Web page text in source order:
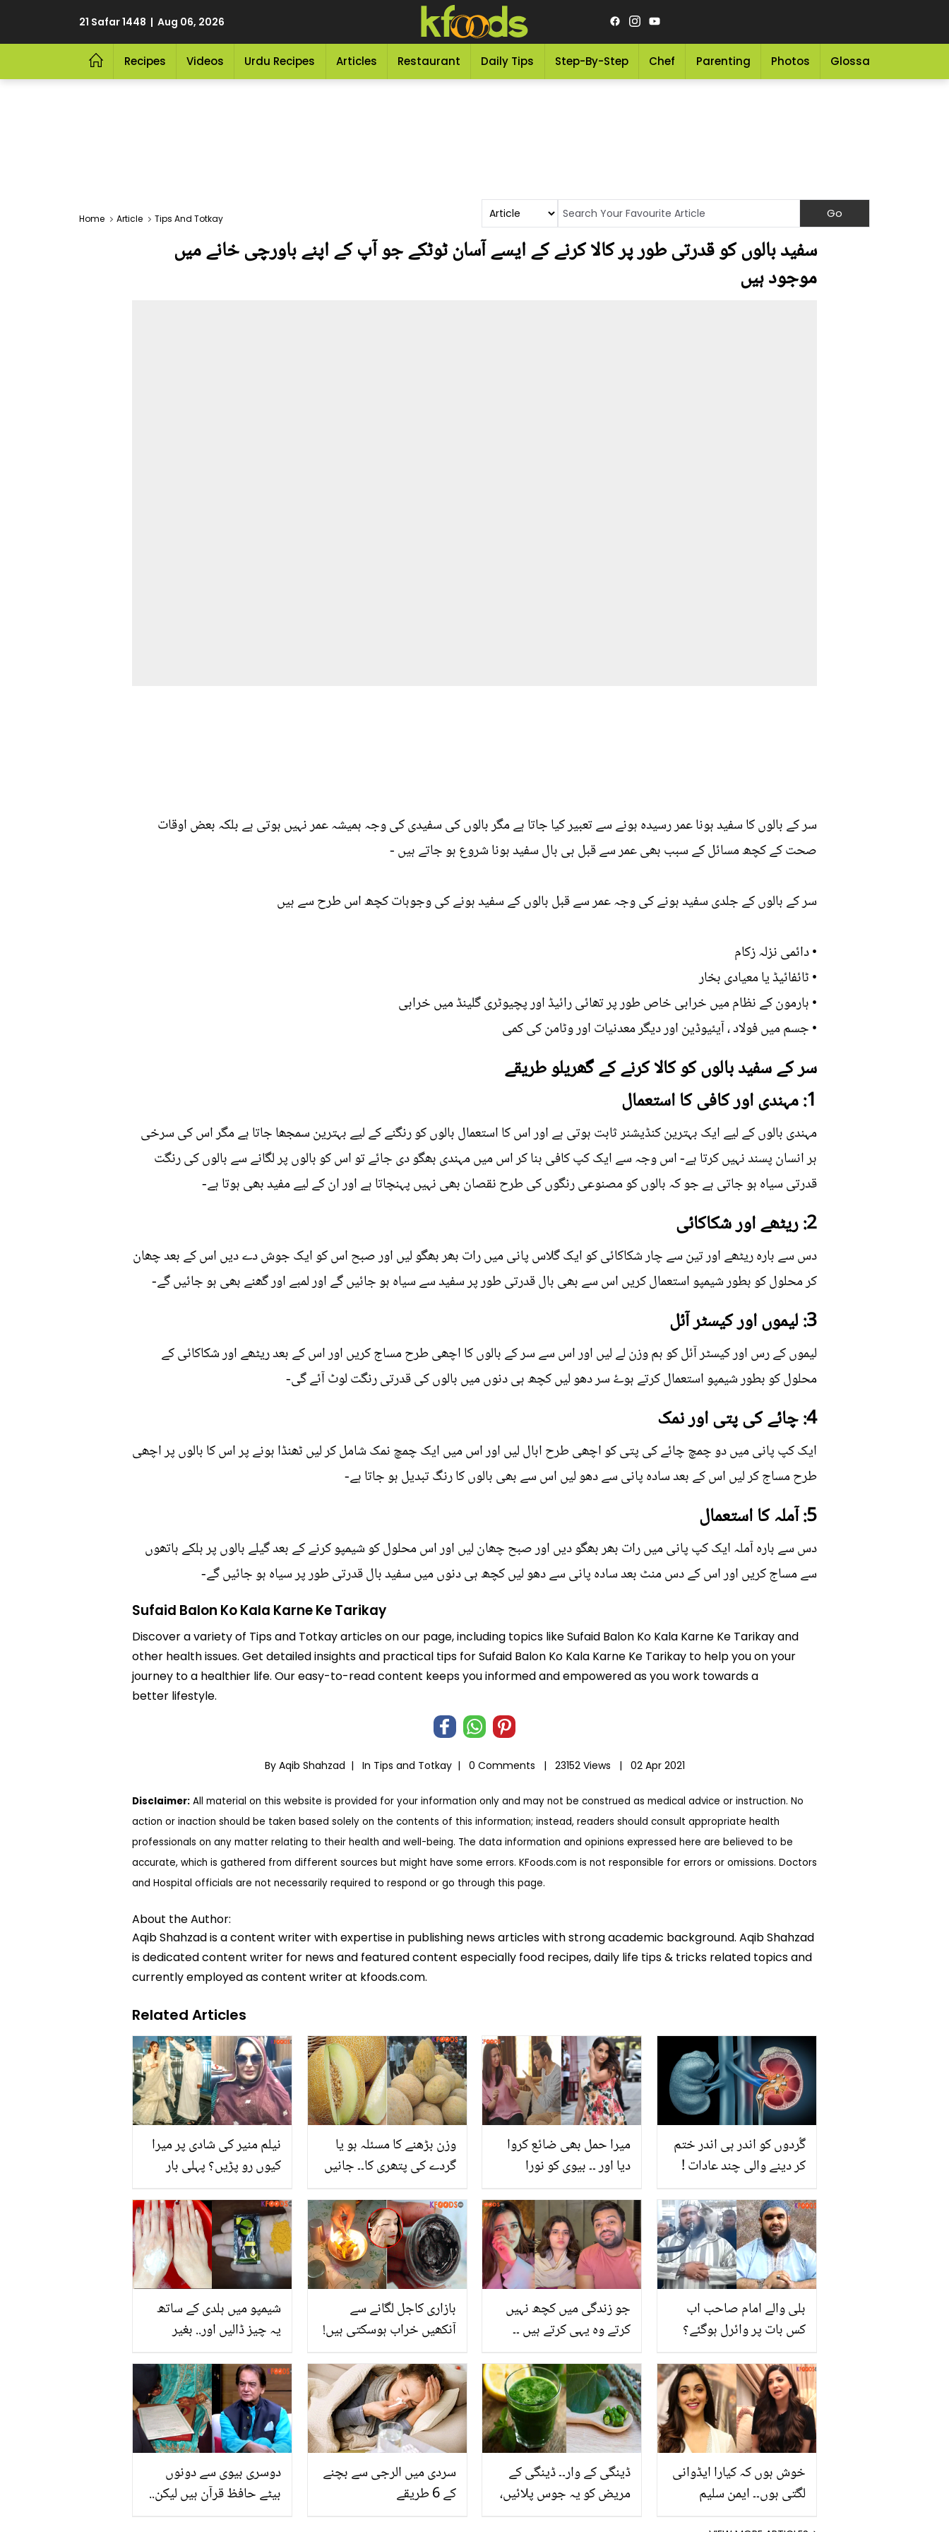
21 Safar 1448 | Aug 06, 2026
Recipes Videos Urdu Recipes Articles Restaurant Daily Tips Step-By-Step Chef Parenting Photos Glossary
Home Article Tips And Totkay
سفید بالوں کو قدرتی طور پر کالا کرنے کے ایسے آسان ٹوٹکے جو آپ کے اپنے باورچی خانے میں
موجود ہیں
سر کے بالوں کا سفید ہونا عمر رسیدہ ہونے سے تعبیر کیا جاتا ہے مگر بالوں کی سفیدی کی وجہ ہمیشہ عمر نہیں ہوتی ہے بلکہ بعض اوقات
صحت کے کچھ مسائل کے سبب بھی عمر سے قبل ہی بال سفید ہونا شروع ہو جاتے ہیں -
سر کے بالوں کے جلدی سفید ہونے کی وجہ عمر سے قبل بالوں کے سفید ہونے کی وجوہات کچھ اس طرح سے ہیں
• دائمی نزلہ زکام
• ٹائفائيڈ یا معیادی بخار
• ہارمون کے نظام میں خرابی خاص طور پر تھائی رائيڈ اور پچیوٹری گلینڈ میں خرابی
• جسم میں فولاد ، آيئيوڈين اور دیگر معدنیات اور وٹامن کی کمی
سر کے سفید بالوں کو کالا کرنے کے گھریلو طریقے
1: مہندی اور کافی کا استعمال
مہندی بالوں کے لیے ایک بہترین کنڈیشنر ثابت ہوتی ہے اور اس کا استعمال بالوں کو رنگنے کے لیے بہترین سمجھا جاتا ہے مگر اس کی سرخی
ہر انسان پسند نہیں کرتا ہے- اس وجہ سے ایک کپ کافی بنا کر اس میں مہندی بھگو دی جائے تو اس کو بالوں پر لگانے سے بالوں کی رنگت
قدرتی سیاہ ہو جاتی ہے جو کہ بالوں کو مصنوعی رنگوں کی طرح نقصان بھی نہیں پہنچاتا ہے اور ان کے لیے مفید بھی ہوتا ہے-
2: ریٹھے اور شکاکائی
دس سے بارہ ریٹھے اور تین سے چار شکاکائی کو ایک گلاس پانی میں رات بھر بھگو لیں اور صبح اس کو ایک جوش دے دیں اس کے بعد چھان
کر محلول کو بطور شیمپو استعمال کریں اس سے بھی بال قدرتی طور پر سفید سے سیاہ ہو جائيں گے اور لمبے اور گھنے بھی ہو جائيں گے-
3: لیموں اور کیسٹر آئل
لیموں کے رس اور کیسٹر آئل کو ہم وزن لے لیں اور اس سے سر کے بالوں کا اچھی طرح مساج کریں اور اس کے بعد ریٹھے اور شکاکائی کے
محلول کو بطور شیمپو استعمال کرتے ہوۓ سر دھو لیں کچھ ہی دنوں میں بالوں کی قدرتی رنگت لوٹ آئے گی-
4: چائے کی پتی اور نمک
ایک کپ پانی میں دو چمچ چائے کی پتی کو اچھی طرح ابال لیں اور اس میں ایک چمچ نمک شامل کر لیں ٹھنڈا ہونے پر اس کا بالوں پر اچھی
طرح مساج کر لیں اس کے بعد سادہ پانی سے دھو لیں اس سے بھی بالوں کا رنگ تبدیل ہو جاتا ہے-
5: آملہ کا استعمال
دس سے بارہ آملہ ایک کپ پانی میں رات بھر بھگو دیں اور صبح چھان لیں اور اس محلول کو شیمپو کرنے کے بعد گیلے بالوں پر ہلکے ہاتھوں
سے مساج کریں اور اس کے دس منٹ بعد سادہ پانی سے دھو لیں کچھ ہی دنوں میں سفید بال قدرتی طور پر سیاہ ہو جائيں گے-
Sufaid Balon Ko Kala Karne Ke Tarikay
Discover a variety of Tips and Totkay articles on our page, including topics like Sufaid Balon Ko Kala Karne Ke Tarikay and
other health issues. Get detailed insights and practical tips for Sufaid Balon Ko Kala Karne Ke Tarikay to help you on your
journey to a healthier life. Our easy-to-read content keeps you informed and empowered as you work towards a
better lifestyle.
By Aqib Shahzad | In Tips and Totkay| 0 Comments | 23152 Views | 02 Apr 2021
Disclaimer: All material on this website is provided for your information only and may not be construed as medical advice or instruction. No
action or inaction should be taken based solely on the contents of this information; instead, readers should consult appropriate health
professionals on any matter relating to their health and well-being. The data information and opinions expressed here are believed to be
accurate, which is gathered from different sources but might have some errors. KFoods.com is not responsible for errors or omissions. Doctors
and Hospital officials are not necessarily required to respond or go through this page.
About the Author:
Aqib Shahzad is a content writer with expertise in publishing news articles with strong academic background. Aqib Shahzad
is dedicated content writer for news and featured content especially food recipes, daily life tips & tricks related topics and
currently employed as content writer at kfoods.com.
Related Articles
نیلم منیر کی شادی پر میرا
کیوں رو پڑیں؟ پہلی بار
وزن بڑھنے کا مسئلہ ہو یا
گردے کی پتھری کا۔۔ جانیں
کھانے کے 5 بہترین فوائد،
جو آپ کو مختلف بیماریوں
سے بچا سکتے ہیں
میرا حمل بھی ضائع کروا
دیا اور ۔۔ بیوی کو نورا
جنون میں شوہر نے کون
سی حدیں پار کر دیں؟
گُردوں کو اندر ہی اندر ختم
کر دینے والی چند عادات !
جائے
شیمپو میں ہلدی کے ساتھ
یہ چیز ڈالیں اور.. بغیر
کیور اور فیشل والی چمک
کیسے حاصل کریں؟ دیکھیں
بازاری کاجل لگانے سے
آنکھیں خراب ہوسکتی ہیں!
کاجل بنانے کا طریقہ جانیں
یہ بڑھائے آپ کی آنکھوں کا
حُسن اور بنائے ان کو
خوبصورت
جو زندگی میں کچھ نہیں
کرتے وہ یہی کرتے ہیں ۔۔
اور ان کی اہلیہ کا ساتھ
دینے والے یوٹیوبرز نے کیا
پیغام دے دیا؟
بلی والے امام صاحب اب
کس بات پر وائرل ہوگئے؟
صارفین کا دل جیت لیا
دوسری بیوی سے دونوں
بیٹے حافظ قرآن ہیں لیکن..
سردی میں الرجی سے بچنے
کے 6 طریقے
ڈینگی کے وار۔۔ ڈینگی کے
مریض کو یہ جوس پلائیں،
خوش ہوں کہ کیارا ایڈوانی
لگتی ہوں۔۔ ایمن سلیم